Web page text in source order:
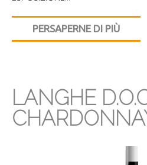
PERSAPERNE DI PIÙ
LANGHE